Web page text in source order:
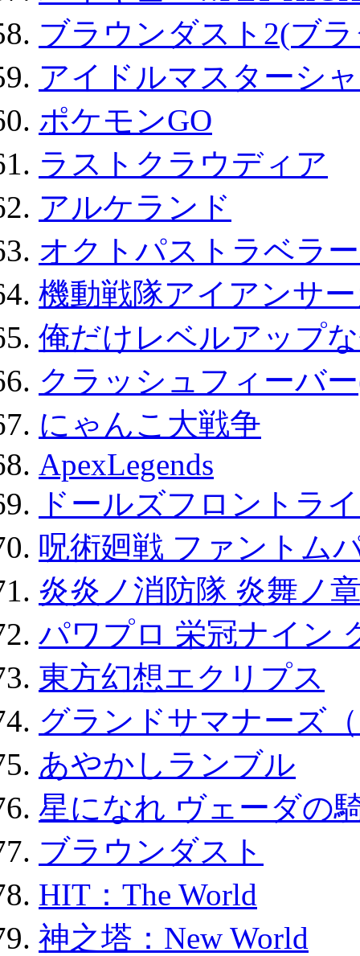
ブラウンダスト2(ブ
アイドルマスターシ
ポケモンGO
ラストクラウディア
アルケランド
オクトパストラベラ
機動戦隊アイアンサ
俺だけレベルアップ
クラッシュフィーバ
にゃんこ大戦争
ApexLegends
ドールズフロントラ
呪術廻戦 ファントム
炎炎ノ消防隊 炎舞ノ
パワプロ 栄冠ナイン
東方幻想エクリプス
グランドサマナーズ
あやかしランブル
星になれ ヴェーダの
ブラウンダスト
HIT：The World
神之塔：New World